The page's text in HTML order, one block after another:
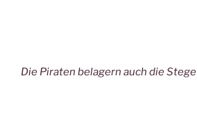
Die Piraten belagern auch die Stege